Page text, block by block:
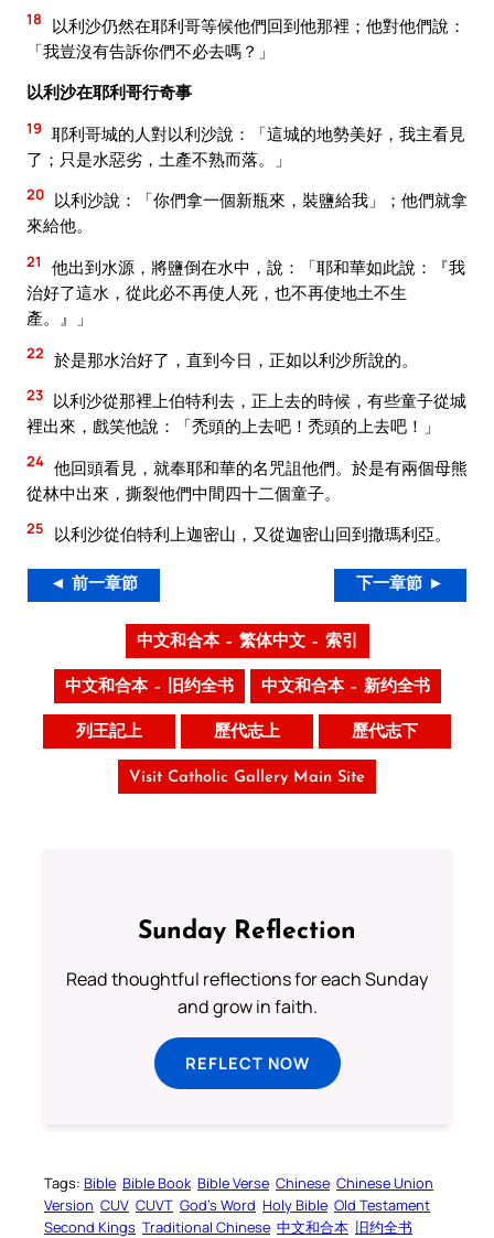
18
以利沙仍然在耶利哥等候他們回到他那裡；他對他們說：
「我豈沒有告訴你們不必去嗎？」
以利沙在耶利哥行奇事
19 耶利哥城的人對以利沙說：「這城的地勢美好，我主看見
了；只是水惡劣，土產不熟而落。」
20 以利沙說：「你們拿一個新瓶來，裝鹽給我」；他們就拿
來給他。
21
他出到水源，將鹽倒在水中，說：「耶和華如此說：『我
治好了這水，從此必不再使人死，也不再使地土不生
產。』」
22 於是那水治好了，直到今日，正如以利沙所說的。
23 以利沙從那裡上伯特利去，正上去的時候，有些童子從城
裡出來，戲笑他說：「禿頭的上去吧！禿頭的上去吧！」
24 他回頭看見，就奉耶和華的名咒詛他們。於是有兩個母熊
從林中出來，撕裂他們中間四十二個童子。
25 以利沙從伯特利上迦密山，又從迦密山回到撒瑪利亞。
◄ 前一章節 下一章節 ►
中文和合本 – 繁体中文 – 索引
中文和合本 – 旧约全书 中文和合本 – 新约全书
列王記上 歷代志上 歷代志下
Visit Catholic Gallery Main Site
Sunday Reflection
Read thoughtful reflections for each Sunday
and grow in faith.
REFLECT NOW
Tags: Bible Bible Book Bible Verse Chinese Chinese Union
Version CUV CUVT God’s Word Holy Bible Old Testament
Second Kings Traditional Chinese 中文和合本 旧约全书